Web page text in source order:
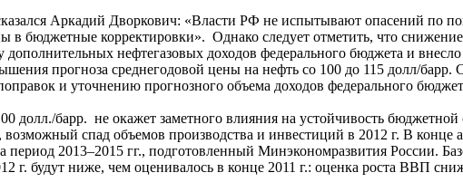
Аркадий Дворкович: «Власти РФ не испытывают опасений по
бюджетные корректировки». Однако следует отметить, что снижение
нефтегазовых доходов федерального бюджета и
прогноза среднегодовой цены на нефть со 100 до 115 долл/
и уточнению прогнозного объема доходов федерального
долл./барр. не окажет заметного влияния на устойчивость
спад объемов производства и инвестиций в 2012 г. В конце
2013–2015 гг., подготовленный Минэкономразвития России.
г. будут ниже, чем оценивалось в конце 2011 г.: оценка роста ВВП